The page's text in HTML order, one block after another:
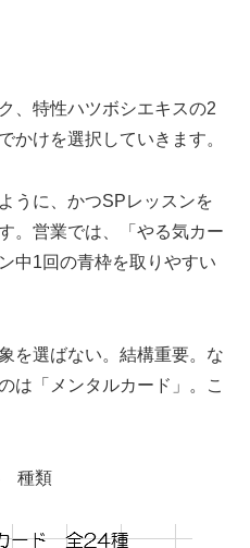
、特性ハツボシエキスの2
かけを選択していきます。
うに、かつSPレッスンを
。営業では、「やる気カー
中1回の青枠を取りやすい
を選ばない。結構重要。な
は「メンタルカード」。こ
種類